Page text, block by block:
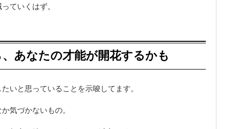
ていくはず。
あなたの才能が開花するかも
いと思っていることを示唆してます。
気づかないもの。